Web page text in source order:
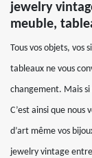
jewelry
meuble,
Tous vos objets, vos
tableaux ne vous
changement. Mais si
C’est ainsi que nous
d’art même vos
jewelry vintage